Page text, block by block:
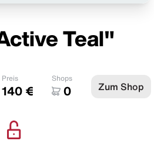
Teal"
Preis
140 €
Shops
0 Zum Shop